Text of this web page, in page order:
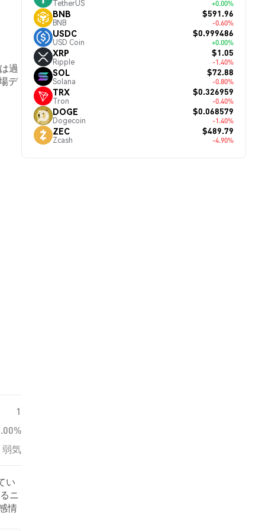
過
デ
1
弱気
い
ニ
情
TetherUS +0.00%
BNB
BNB
$591.96
-0.60%
USDC
USD Coin
$0.999486
+0.00%
XRP
Ripple
$1.05
-1.40%
SOL
Solana
$72.88
-0.80%
TRX
Tron
$0.326959
-0.40%
DOGE
Dogecoin
$0.068579
-1.40%
ZEC
Zcash
$489.79
-4.90%